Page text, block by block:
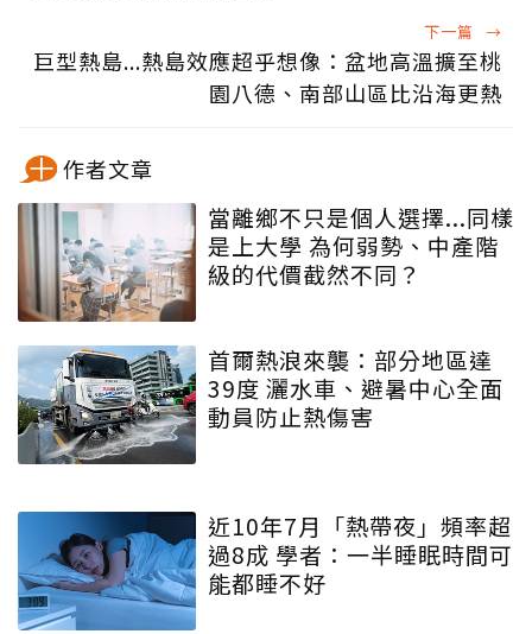
下一篇 →
巨型熱島...熱島效應超乎想像：盆地高溫擴至桃
園八德、南部山區比沿海更熱
作者文章
當離鄉不只是個人選擇...同樣
是上大學 為何弱勢、中產階
級的代價截然不同？
首爾熱浪來襲：部分地區達
39度 灑水車、避暑中心全面
動員防止熱傷害
近10年7月「熱帶夜」頻率超
過8成 學者：一半睡眠時間可
能都睡不好